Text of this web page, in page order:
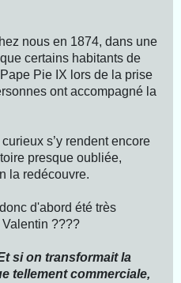
nous en 1874, dans une
certains habitants de
Pie IX lors de la prise
ont accompagné la
s’y rendent encore
presque oubliée,
la redécouvre.
d'abord été très
????
si on transformait la
tellement commerciale,